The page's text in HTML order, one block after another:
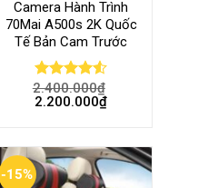
Camera Hành Trình
70Mai A500s 2K Quốc
Tế Bản Cam Trước
Rated4.56
out of 5
2.400.000₫
2.200.000₫
-15%